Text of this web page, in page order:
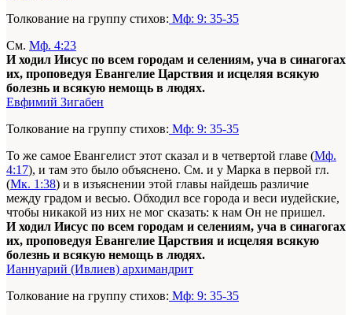
Толкование на группу стихов: Мф: 9: 35-35
См. Мф. 4:23
И ходил Иисус по всем городам и селениям, уча в синагогах
их, проповедуя Евангелие Царствия и исцеляя всякую
болезнь и всякую немощь в людях.
Евфимий Зигабен
Толкование на группу стихов: Мф: 9: 35-35
То же самое Евангелист этот сказал и в четвертой главе (Мф.
4:17), и там это было объяснено. См. и у Марка в первой гл.
(Мк. 1:38) и в изъяснении этой главы найдешь различие
между градом и весью. Обходил все города и веси иудейские,
чтобы никакой из них не мог сказать: к нам Он не пришел.
И ходил Иисус по всем городам и селениям, уча в синагогах
их, проповедуя Евангелие Царствия и исцеляя всякую
болезнь и всякую немощь в людях.
Ианнуарий (Ивлиев) архимандрит
Толкование на группу стихов: Мф: 9: 35-35